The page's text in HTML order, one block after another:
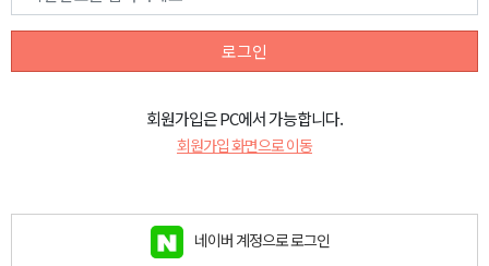
로그인
회원가입은 PC에서 가능합니다.
회원가입 화면으로 이동
네이버 계정으로 로그인